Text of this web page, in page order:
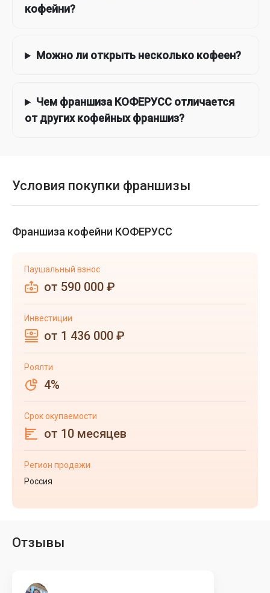
кофейни?
Можно ли открыть несколько кофеен?
Чем франшиза КОФЕРУСС отличается
от других кофейных франшиз?
Условия покупки франшизы
Франшиза кофейни КОФЕРУСС
Паушальный взнос
от 590 000 ₽
Инвестиции
от 1 436 000 ₽
Роялти
4%
Срок окупаемости
от 10 месяцев
Регион продажи
Россия
Отзывы